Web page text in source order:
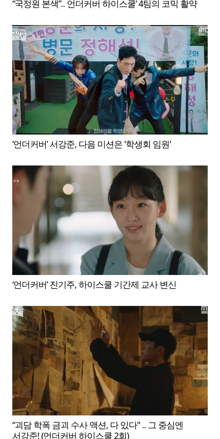
“국정원 본색”.. 언더커버 하이스쿨‘ 4팀의 코믹 활약
‘언더커버’ 서강준, 다음 미션은 '학생회 임원'
‘언더커버’ 진기주, 하이스쿨 기간제 교사 변신
“괴담 학폭 금괴 수사 액션, 다 있다" .. 그 중심엔
서강준! (언더커버 하이스쿨 2회)